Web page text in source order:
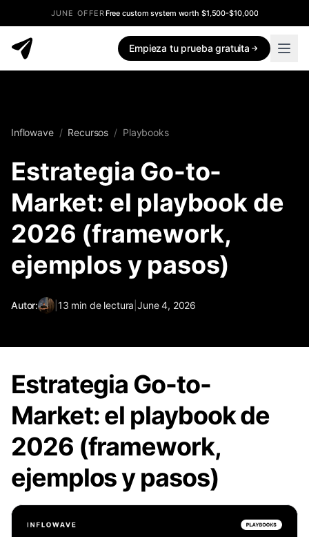
JUNE OFFERFree custom system worth $1,500-$10,000
Empieza tu prueba gratuita
Inflowave / Recursos / Playbooks
Estrategia Go-to-
Market: el playbook de
2026 (framework,
ejemplos y pasos)
Autor: 13 min de lectura |June 4, 2026
Estrategia Go-to-
Market: el playbook de
2026 (framework,
ejemplos y pasos)